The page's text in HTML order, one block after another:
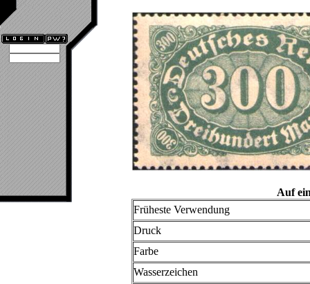
Auf
Früheste Verwendung
Druck
Farbe
Wasserzeichen